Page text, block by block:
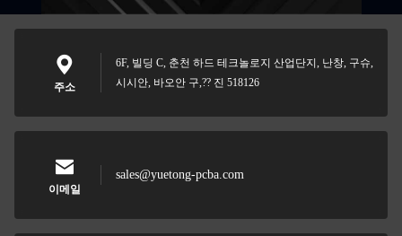
주소
6F, 빌딩 C, 춘천 하드 테크놀로지 산업단지, 난창, 구슈,
시시안, 바오안 구,?? 진 518126
이메일
sales@yuetong-pcba.com